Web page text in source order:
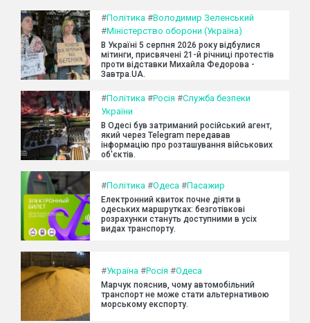
#Політика #Володимир Зеленський
#Міністерство оборони (Україна)
В Україні 5 серпня 2026 року відбулися
мітинги, присвячені 21-й річниці протестів
проти відставки Михайла Федорова -
Завтра.UA.
#Політика #Росія #Служба безпеки
України
В Одесі був затриманий російський агент,
який через Telegram передавав
інформацію про розташування військових
об'єктів.
#Політика #Одеса #Пасажир
Електронний квиток почне діяти в
одеських маршрутках: безготівкові
розрахунки стануть доступними в усіх
видах транспорту.
#Україна #Росія #Одеса
Марчук пояснив, чому автомобільний
транспорт не може стати альтернативою
морському експорту.